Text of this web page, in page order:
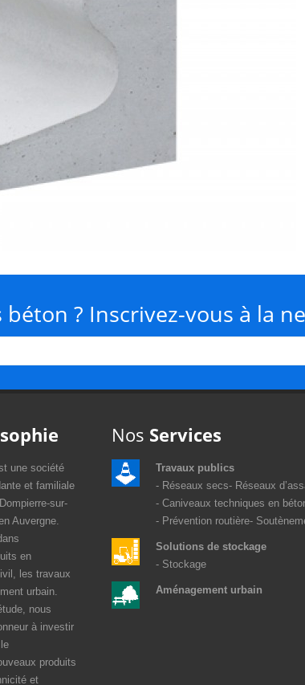
? Inscrivez-vous à la
une société
et familiale
sur-
Auvergne.
en
les travaux
urbain.
nous
à investir
produits
et
Nos Services
Travaux publics
Réseaux secs
Réseaux
Caniveaux techniques en
Prévention routière
Solutions de stockage
Stockage
Aménagement urbain